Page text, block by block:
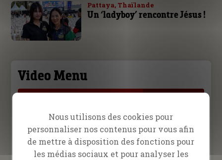
Pattaya, Thaïlande
Un ‘ladyboy’ rencontre Jésus !
Video Menu
12 septembre 2025
Dieu a guéri mes yeux !
Nous utilisons des cookies pour
personnaliser nos contenus pour vous afin
de mettre à disposition des fonctions pour
les médias sociaux et pour analyser les